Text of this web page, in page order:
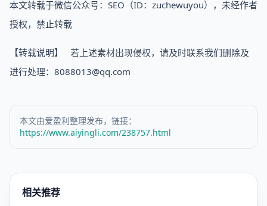
本文转载于微信公众号：SEO（ID：zuchewuyou），未经作者
授权，禁止转载
【转载说明】 若上述素材出现侵权，请及时联系我们删除及
进行处理：8088013@qq.com
本文由爱盈利整理发布，链接：
https://www.aiyingli.com/238757.html
相关推荐